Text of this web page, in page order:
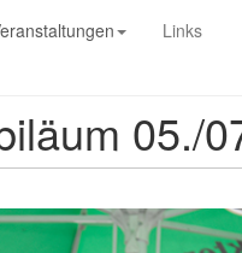
Links
05./